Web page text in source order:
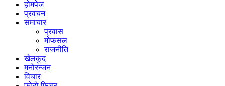
होमपेज
प्रवचन
समाचार
प्रवास
मोफसल
राजनीति
खेलकुद
मनोरन्जन
विचार